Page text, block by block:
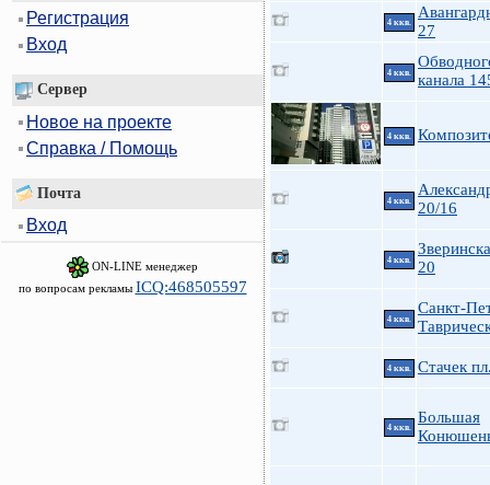
Регистрация
Вход
Сервер
Новое на проекте
Справка / Помощь
Почта
Вход
ON-LINE менеджер
по вопросам рекламы ICQ:468505597
4 ккв.
27
4 ккв.
канала
4 ккв.
4 ккв.
20/16
4 ккв.
20
4 ккв.
Санкт-
4 ккв. Стачек
4 ккв.
Большая